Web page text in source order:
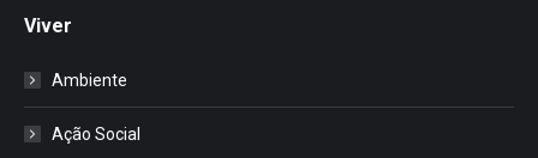
Viver
Ambiente
Ação Social